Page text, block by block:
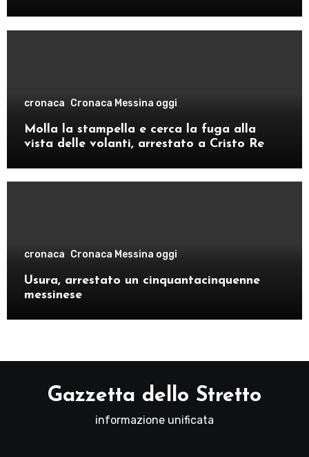
cronaca Cronaca Messina oggi
Molla la stampella e cerca la fuga alla
vista delle volanti, arrestato a Cristo Re
cronaca Cronaca Messina oggi
Usura, arrestato un cinquantacinquenne
messinese
Gazzetta dello Stretto
informazione unificata